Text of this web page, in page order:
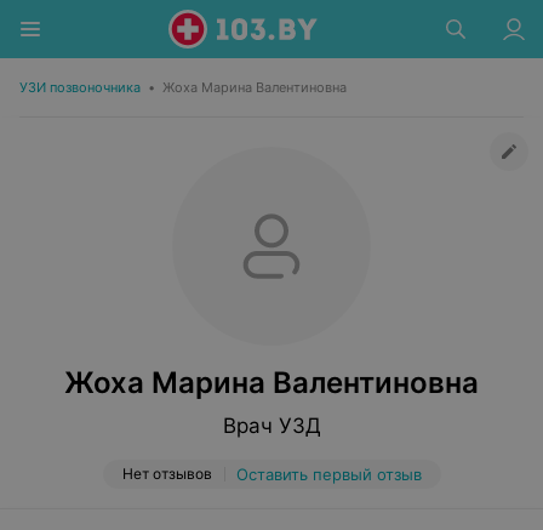
УЗИ позвоночника • Жоха Марина Валентиновна
Жоха Марина Валентиновна
Врач УЗД
Нет отзывов Оставить первый отзыв